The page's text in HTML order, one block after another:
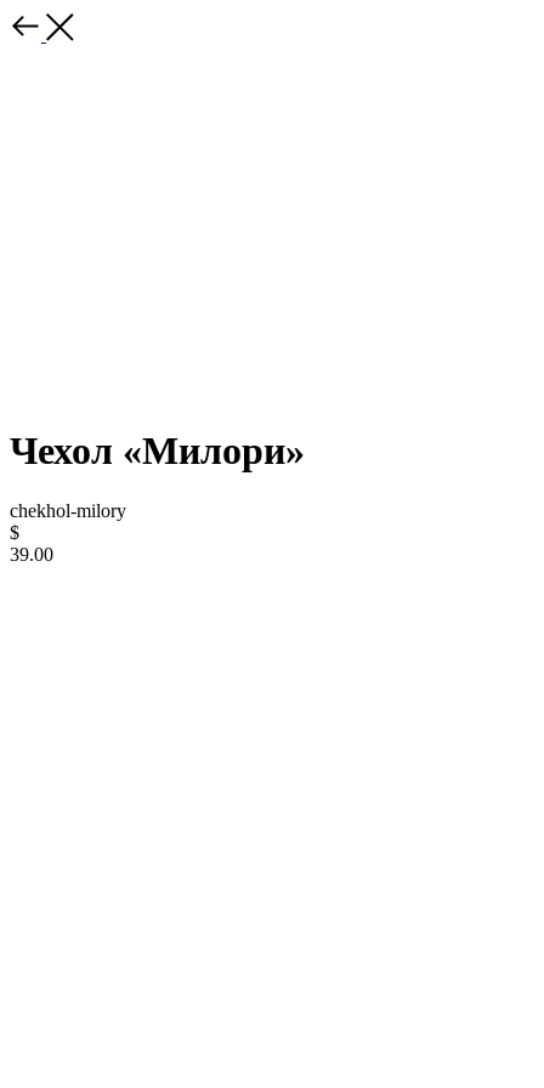
Чехол «Милори»
chekhol-milory
$
39.00